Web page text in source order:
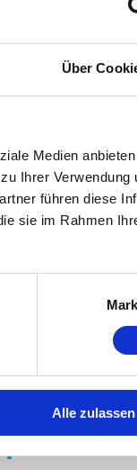
Über
Medien
Ihrer Verwendung
führen diese
sie im Rahmen
Alle zulassen
auf
für
auf
Der Support für
werden
für